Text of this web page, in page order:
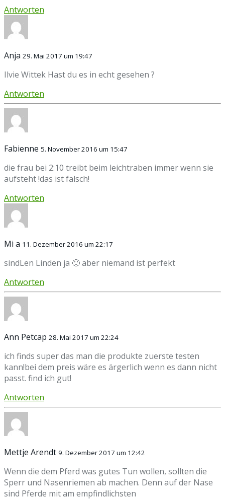
Antworten
Anja 29. Mai 2017 um 19:47
Ilvie Wittek Hast du es in echt gesehen ?
Antworten
Fabienne 5. November 2016 um 15:47
die frau bei 2:10 treibt beim leichtraben immer wenn sie
aufsteht !das ist falsch!
Antworten
Mi a 11. Dezember 2016 um 22:17
sindLen Linden ja 🙂 aber niemand ist perfekt
Antworten
Ann Petcap 28. Mai 2017 um 22:24
ich finds super das man die produkte zuerste testen
kann!bei dem preis wäre es ärgerlich wenn es dann nicht
passt. find ich gut!
Antworten
Mettje Arendt 9. Dezember 2017 um 12:42
Wenn die dem Pferd was gutes Tun wollen, sollten die
Sperr und Nasenriemen ab machen. Denn auf der Nase
sind Pferde mit am empfindlichsten